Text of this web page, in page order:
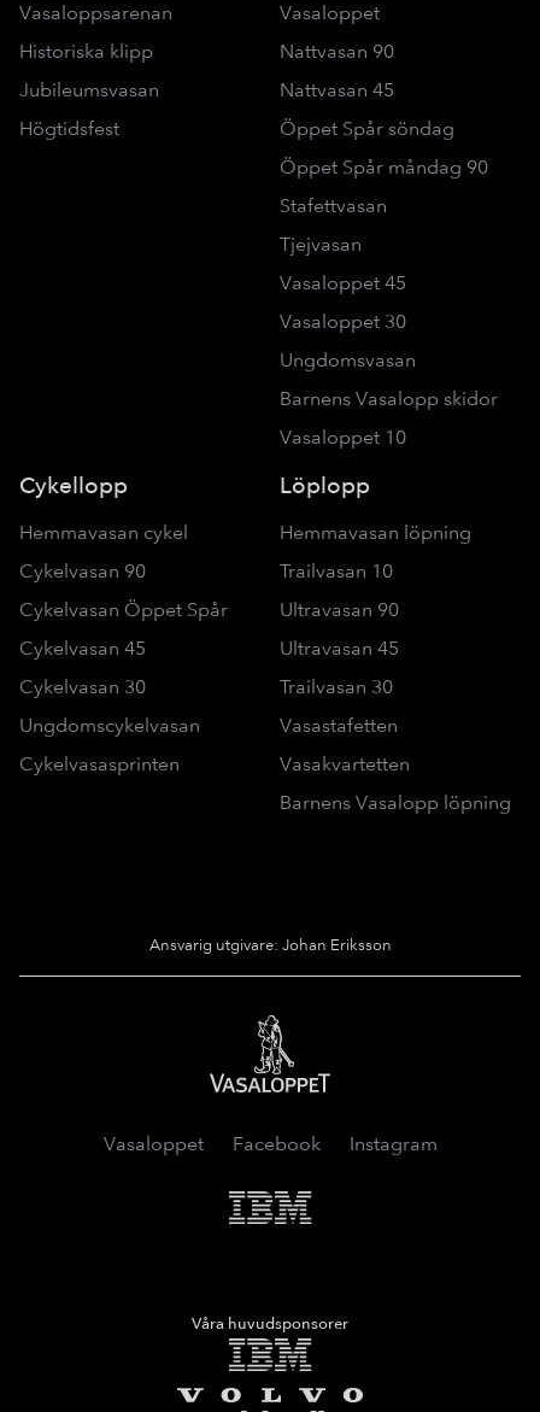
Vasaloppsarenan
Historiska klipp
Jubileumsvasan
Högtidsfest
Vasaloppet
Nattvasan 90
Nattvasan 45
Öppet Spår söndag
Öppet Spår måndag 90
Stafettvasan
Tjejvasan
Vasaloppet 45
Vasaloppet 30
Ungdomsvasan
Barnens Vasalopp skidor
Vasaloppet 10
Cykellopp
Hemmavasan cykel
Cykelvasan 90
Cykelvasan Öppet Spår
Cykelvasan 45
Cykelvasan 30
Ungdomscykelvasan
Cykelvasasprinten
Löplopp
Hemmavasan löpning
Trailvasan 10
Ultravasan 90
Ultravasan 45
Trailvasan 30
Vasastafetten
Vasakvartetten
Barnens Vasalopp löpning
Ansvarig utgivare: Johan Eriksson
Vasaloppet
Vasaloppet Facebook Instagram
IMB
Våra huvudsponsorer
IMB
Volvo